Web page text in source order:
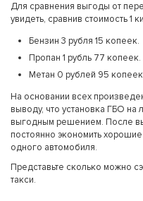
Для сравнения выгоды от
увидеть, сравнив стоимость 1
Бензин 3 рубля 15 копеек.
Пропан 1 рубль 77 копеек.
Метан 0 рублей 95
На основании всех
выводу, что установка ГБО на
выгодным решением. После
постоянно экономить
одного автомобиля.
Представьте сколько можно
такси.